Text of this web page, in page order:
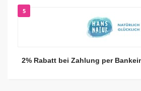
5
2% Rabatt bei Zahlung per